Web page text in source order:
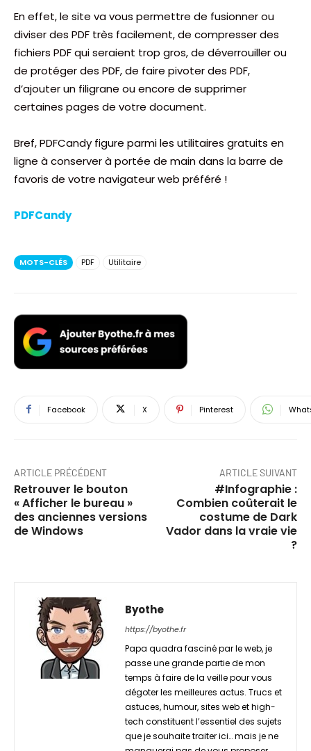
En effet, le site va vous permettre de fusionner ou
diviser des PDF très facilement, de compresser des
fichiers PDF qui seraient trop gros, de déverrouiller ou
de protéger des PDF, de faire pivoter des PDF,
d’ajouter un filigrane ou encore de supprimer
certaines pages de votre document.
Bref, PDFCandy figure parmi les utilitaires gratuits en
ligne à conserver à portée de main dans la barre de
favoris de votre navigateur web préféré !
PDFCandy
MOTS-CLÉS PDF Utilitaire
Facebook X Pinterest
ARTICLE PRÉCÉDENT
Retrouver le bouton
« Afficher le bureau »
des anciennes versions
de Windows
ARTICLE SUIVANT
#Infographie :
Combien coûterait le
costume de Dark
Vador dans la vraie vie
?
Byothe
https://byothe.fr
Papa quadra fasciné par le web, je
passe une grande partie de mon
temps à faire de la veille pour vous
dégoter les meilleures actus. Trucs et
astuces, humour, sites web et high-
tech constituent l’essentiel des sujets
que je souhaite traiter ici… mais je ne